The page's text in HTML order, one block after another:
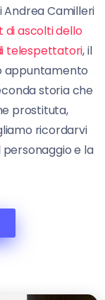
Andrea Camilleri
di ascolti dello
telespettatori, il
appuntamento
storia che
prostituta,
ricordarvi
personaggio e la